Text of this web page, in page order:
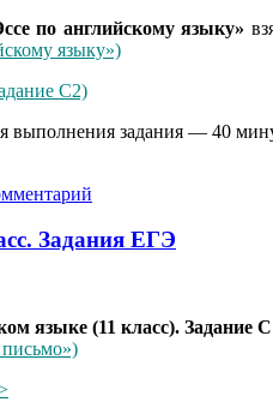
по английскому языку»
языку»)
С2)
выполнения задания — 40
Задания ЕГЭ
языке (11 класс). Задание